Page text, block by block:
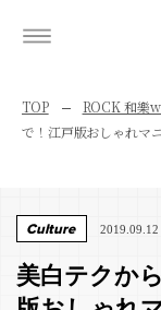
TOP ROCK 和樂
で！江戸版おしゃれマ
Culture 2019.09.12
美白テクか